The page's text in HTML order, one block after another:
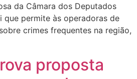
da Câmara dos Deputados
permite às operadoras de
crimes frequentes na região,
proposta